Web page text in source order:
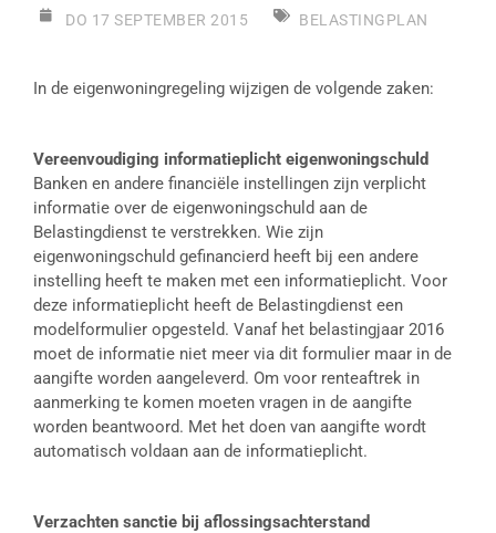
DO 17 SEPTEMBER 2015 BELASTINGPLAN
In de eigenwoningregeling wijzigen de volgende zaken:
Vereenvoudiging informatieplicht eigenwoningschuld
Banken en andere financiële instellingen zijn verplicht
informatie over de eigenwoningschuld aan de
Belastingdienst te verstrekken. Wie zijn
eigenwoningschuld gefinancierd heeft bij een andere
instelling heeft te maken met een informatieplicht. Voor
deze informatieplicht heeft de Belastingdienst een
modelformulier opgesteld. Vanaf het belastingjaar 2016
moet de informatie niet meer via dit formulier maar in de
aangifte worden aangeleverd. Om voor renteaftrek in
aanmerking te komen moeten vragen in de aangifte
worden beantwoord. Met het doen van aangifte wordt
automatisch voldaan aan de informatieplicht.
Verzachten sanctie bij aflossingsachterstand